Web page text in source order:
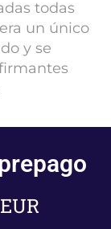
todas
un único
y se